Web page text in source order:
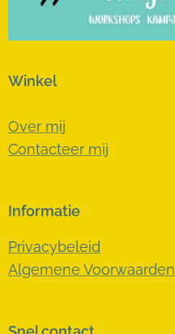
Winkel
Over mij
Contacteer mij
Informatie
Privacybeleid
Algemene Voorwaarden